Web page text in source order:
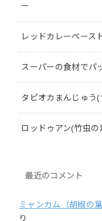
ー
レッドカレーペース
スーパーの食材でパ
タピオカまんじゅう
ロッドゥアン(竹虫の
最近のコメント
ミャンカム（胡椒の
り